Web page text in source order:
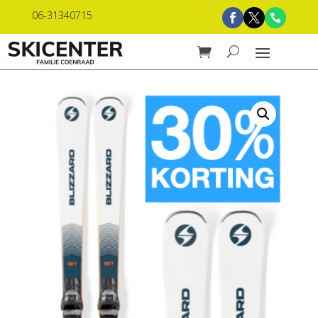
06-31340715